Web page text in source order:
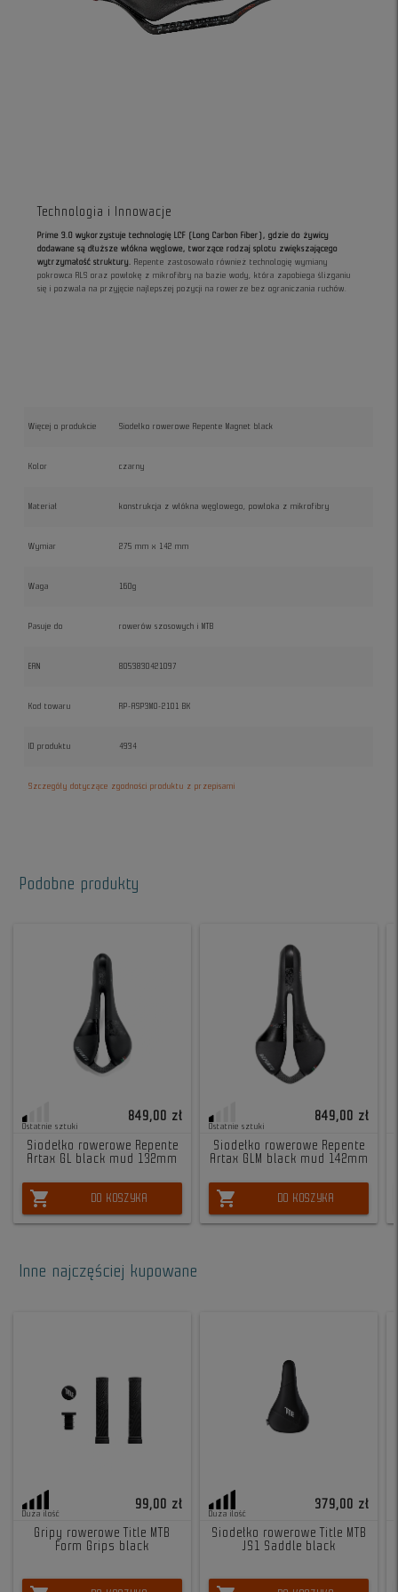
Technologia i Innowacje
Prime 3.0 wykorzystuje technologię LCF (Long Carbon Fiber), gdzie do żywicy
dodawane są dłuższe włókna węglowe, tworzące rodzaj splotu zwiększającego
wytrzymałość struktury.
Repente zastosowało również technologię wymiany
pokrowca RLS oraz powłokę z mikrofibry na bazie wody, która zapobiega ślizganiu
się i pozwala na przyjęcie najlepszej pozycji na rowerze bez ograniczania ruchów.
Więcej o produkcie Siodełko rowerowe Repente Magnet black
Kolor czarny
Materiał konstrukcja z włókna węglowego, powłoka z mikrofibry
Wymiar 275 mm x 142 mm
Waga 160g
Pasuje do rowerów szosowych i MTB
EAN 8053830421097
Kod towaru RP-ASP3M0-2101 BK
ID produktu 4934
Szczegóły dotyczące zgodności produktu z przepisami
Podobne produkty
Ostatnie sztuki
849,00 zł
Siodełko rowerowe Repente
Artax GL black mud 132mm
shopping_cart DO KOSZYKA
Ostatnie sztuki
849,00 zł
Siodełko rowerowe Repente
Artax GLM black mud 142mm
shopping_cart DO KOSZYKA
Inne najczęściej kupowane
Duża ilość
99,00 zł
Gripy rowerowe Title MTB
Form Grips black
Duża ilość
379,00 zł
Siodełko rowerowe Title MTB
JS1 Saddle black